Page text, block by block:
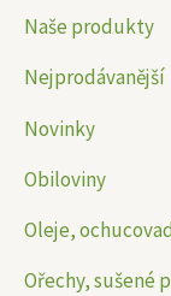
Naše produkty
Nejprodávanější
Novinky
Obiloviny
Oleje,
Ořechy, sušené